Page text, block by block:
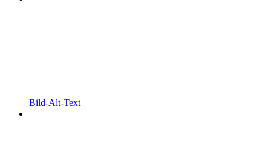
Bild-Alt-Text